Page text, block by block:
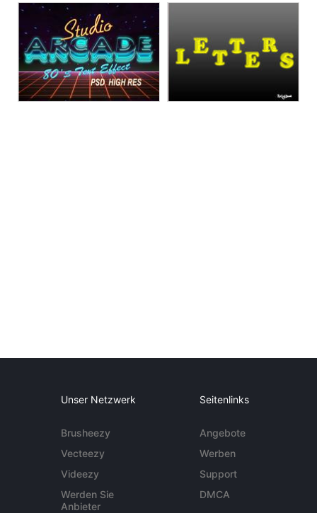
Unser Netzwerk
Brusheezy
Vecteezy
Videezy
Werden Sie
Anbieter
Seitenlinks
Angebote
Werben
Support
DMCA